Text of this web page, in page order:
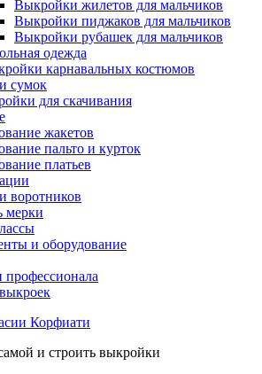
Выкройки жилетов для мальчиков
Выкройки пиджаков для мальчиков
Выкройки рубашек для мальчиков
одежда
карнавальных костюмов
сумок
для скачивания
жакетов
пальто и курток
платьев
воротников
мерки
и оборудование
профессионала
Корфиати
и строить выкройки